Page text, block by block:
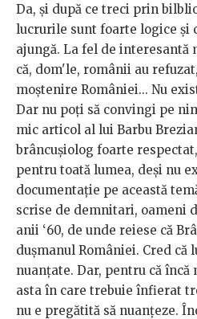
Da, și după ce treci prin
lucrurile sunt foarte logice și
ajungă. La fel de interesantă
că, dom'le, românii au
moștenire României... Nu
Dar nu poți să convingi pe
mic articol al lui Barbu
brâncușiolog foarte
pentru toată lumea, deși nu
documentație pe această
scrise de demnitari, oameni
anii ‘60, de unde reiese că
dușmanul României. Cred că
nuanțate. Dar, pentru că
asta în care trebuie înfierat
nu e pregătită să nuanțeze.